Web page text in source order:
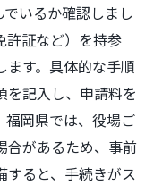
心得
けたい基本姿勢
売却の行動指針
の売主の判断力
産売却の対応方
いるか確認しまし
許証など）を持参
ます。具体的な手順
を記入し、申請料を
福岡県では、役場ご
合があるため、事前
すると、手続きがス